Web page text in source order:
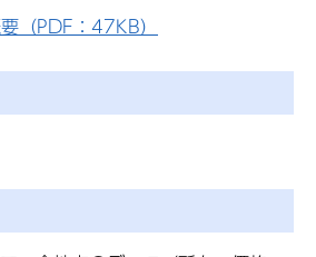
（PDF：47KB）